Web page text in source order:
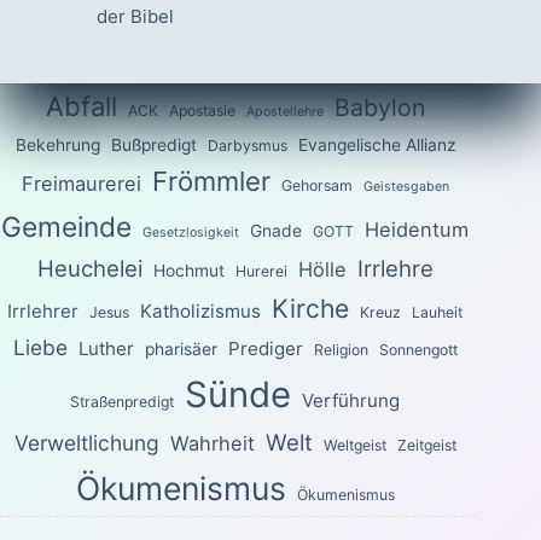
der Bibel
Abfall ACK Apostasie Apostellehre Babylon
Bekehrung Bußpredigt Darbysmus Evangelische Allianz
Freimaurerei Frömmler Gehorsam Geistesgaben
Gemeinde Gesetzlosigkeit Gnade GOTT Heidentum
Heuchelei Hochmut Hurerei Hölle Irrlehre
Irrlehrer Jesus Katholizismus Kirche Kreuz Lauheit
Liebe Luther pharisäer Prediger Religion Sonnengott
Straßenpredigt Sünde Verführung
Verweltlichung Wahrheit Welt Weltgeist Zeitgeist
Ökumenismus Ökumenismus